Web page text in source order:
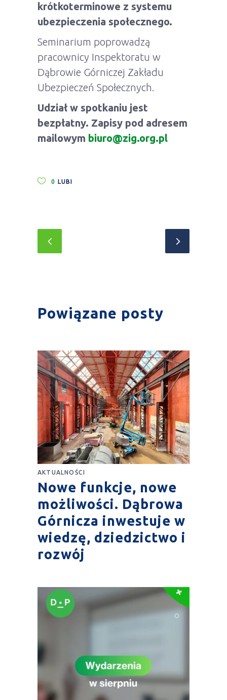
krótkoterminowe z systemu
ubezpieczenia społecznego.
Seminarium poprowadzą
pracownicy Inspektoratu w
Dąbrowie Górniczej Zakładu
Ubezpieczeń Społecznych.
Udział w spotkaniu jest
bezpłatny. Zapisy pod adresem
mailowym biuro@zig.org.pl
0 LUBI
Powiązane posty
AKTUALNOŚCI
Nowe funkcje, nowe
możliwości. Dąbrowa
Górnicza inwestuje w
wiedzę, dziedzictwo i
rozwój